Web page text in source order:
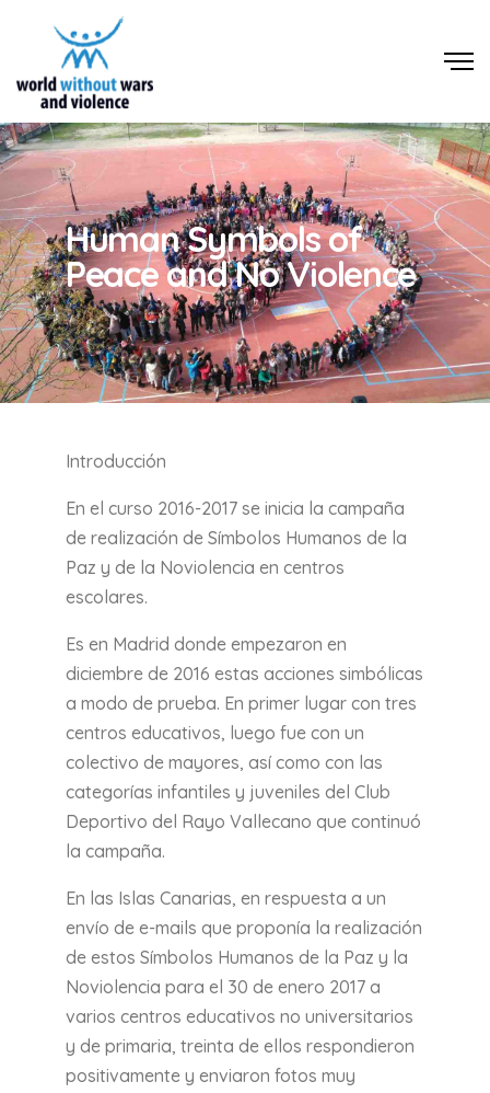
Human Symbols of
Peace and No Violence
Introducción
En el curso 2016-2017 se inicia la campaña
de realización de Símbolos Humanos de la
Paz y de la Noviolencia en centros
escolares.
Es en Madrid donde empezaron en
diciembre de 2016 estas acciones simbólicas
a modo de prueba. En primer lugar con tres
centros educativos, luego fue con un
colectivo de mayores, así como con las
categorías infantiles y juveniles del Club
Deportivo del Rayo Vallecano que continuó
la campaña.
En las Islas Canarias, en respuesta a un
envío de e-mails que proponía la realización
de estos Símbolos Humanos de la Paz y la
Noviolencia para el 30 de enero 2017 a
varios centros educativos no universitarios
y de primaria, treinta de ellos respondieron
positivamente y enviaron fotos muy